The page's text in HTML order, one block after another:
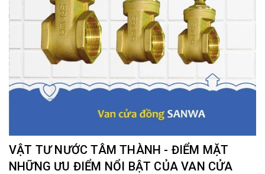
VẬT TƯ NƯỚC TÂM THÀNH - ĐIỂM MẶT
NHỮNG ƯU ĐIỂM NỔI BẬT CỦA VAN CỬA